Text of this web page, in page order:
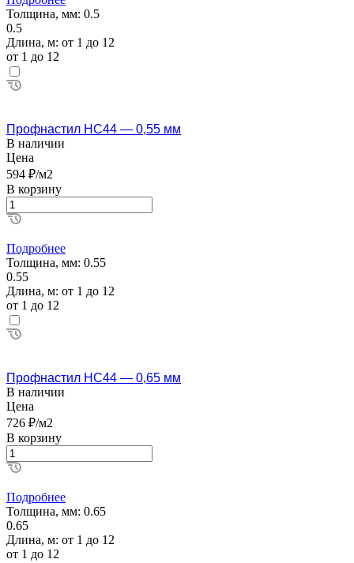
Толщина, мм: 0.5
0.5
Длина, м: от 1 до 12
от 1 до 12
Профнастил НС44 — 0,55 мм
В наличии
Цена
594 ₽/м2
В корзину
Подробнее
Толщина, мм: 0.55
0.55
Длина, м: от 1 до 12
от 1 до 12
Профнастил НС44 — 0,65 мм
В наличии
Цена
726 ₽/м2
В корзину
Подробнее
Толщина, мм: 0.65
0.65
Длина, м: от 1 до 12
от 1 до 12